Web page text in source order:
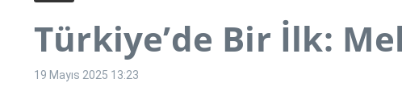
Türkiye’de Bir İlk:
19 Mayıs 2025 13:23